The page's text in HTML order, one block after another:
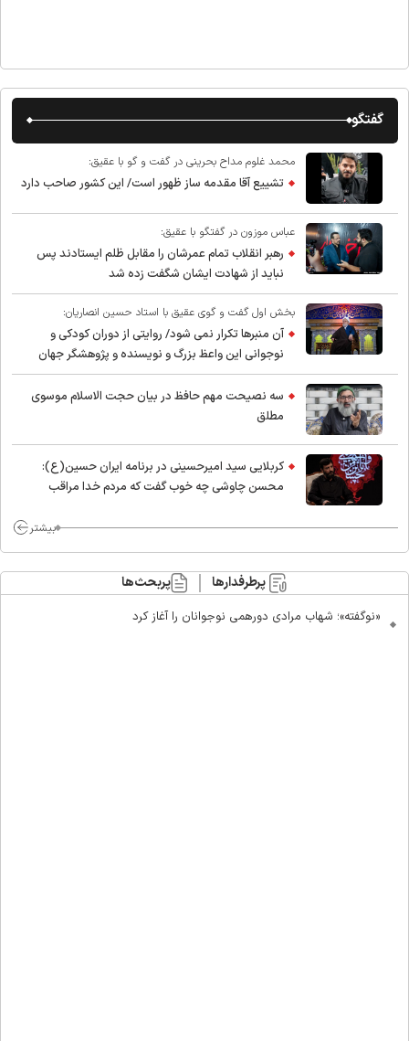
گفتگو
محمد غلوم مداح بحرینی در گفت و گو با عقیق:
تشییع آقا مقدمه ساز ظهور است/ این کشور صاحب دارد
عباس موزون در گفتگو با عقیق:
رهبر انقلاب تمام عمرشان را مقابل ظلم ایستادند پس
نباید از شهادت ایشان شگفت زده شد
بخش اول گفت و گوی عقیق با استاد حسین انصاریان:
آن منبرها تکرار نمی شود/ روایتی از دوران کودکی و
نوجوانی این واعظ بزرگ و نویسنده و پژوهشگر جهان
اسلام
سه نصیحت مهم حافظ در بیان حجت الاسلام موسوی
مطلق
کربلایی سید امیر‌حسینی در برنامه ایران حسین(ع):
محسن چاوشی چه خوب گفت که مردم خدا مراقب
بیشتر
پرطرفدارها پربحث‌ها
«نوگفته»؛ شهاب مرادی دورهمی نوجوانان را آغاز کرد